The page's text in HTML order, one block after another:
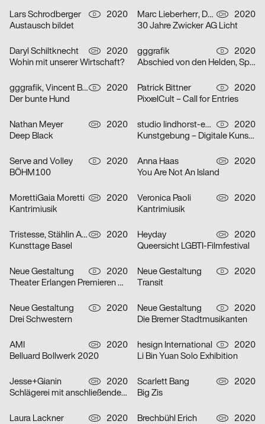
Lars Schrodberger D
2020
Austausch bildet
Marc Lieberherr, David Zwicker CH
2020
30 Jahre Zwicker AG Licht
Daryl Schiltknecht CH
2020
Wohin mit unserer Wirtschaft?
gggrafik D
2020
Abschied von den Helden, Spielzeit 19/20
gggrafik, Vincent Brod D
2020
Der bunte Hund
Patrick Bittner D
2020
PixxelCult – Call for Entries
Nathan Meyer CH
2020
Deep Black
studio lindhorst-emme D
2020
Kunstgebung – Digitale Kunstauktion
Serve and Volley D
2020
BÖHM100
Anna Haas CH
2020
You Are Not An Island
MorettiGaia Moretti CH
2020
Kantrimiusik
Veronica Paoli CH
2020
Kantrimiusik
Tristesse, Stählin Alena CH
2020
Kunsttage Basel
Heyday CH
2020
Queersicht LGBTI-Filmfestival
Neue Gestaltung D
2020
Theater Erlangen Premieren 20/21
Neue Gestaltung D
2020
Transit
Neue Gestaltung D
2020
Drei Schwestern
Neue Gestaltung D
2020
Die Bremer Stadtmusikanten
AMI CH
2020
Belluard Bollwerk 2020
hesign International D
2020
Li Bin Yuan Solo Exhibition
Jesse+Gianin CH
2020
Schlägerei mit anschließender Diskussion
Scarlett Bang CH
2020
Big Zis
Laura Lackner CH
2020
Brechbühl Erich CH
2020